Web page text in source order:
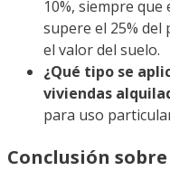
10%, siempre
supere el 25% del
el valor del suelo.
¿Qué tipo se
viviendas
para uso
Conclusión